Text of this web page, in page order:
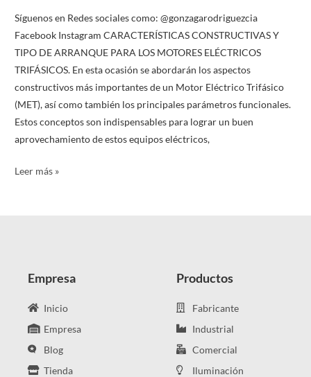
Síguenos en Redes sociales como: @gonzagarodriguezcia
Facebook Instagram CARACTERÍSTICAS CONSTRUCTIVAS Y
TIPO DE ARRANQUE PARA LOS MOTORES ELÉCTRICOS
TRIFÁSICOS. En esta ocasión se abordarán los aspectos
constructivos más importantes de un Motor Eléctrico Trifásico
(MET), así como también los principales parámetros funcionales.
Estos conceptos son indispensables para lograr un buen
aprovechamiento de estos equipos eléctricos,
TRIFÁSICOS.
Leer más »
Empresa
Inicio
Empresa
Blog
Tienda
Productos
Fabricante
Industrial
Comercial
Iluminación